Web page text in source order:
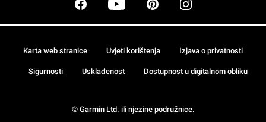
© Garmin Ltd. ili njezine podružnice.
Karta web stranice Uvjeti korištenja Izjava o privatnosti
Sigurnosti Usklađenost Dostupnost u digitalnom obliku